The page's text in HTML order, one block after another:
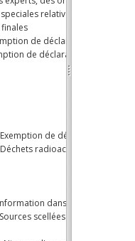
relatives aux sources
de déclaration pour les
de déclaration pour les
de déclaration
Déchets radioactifs:
dans les plans
scellées de haute